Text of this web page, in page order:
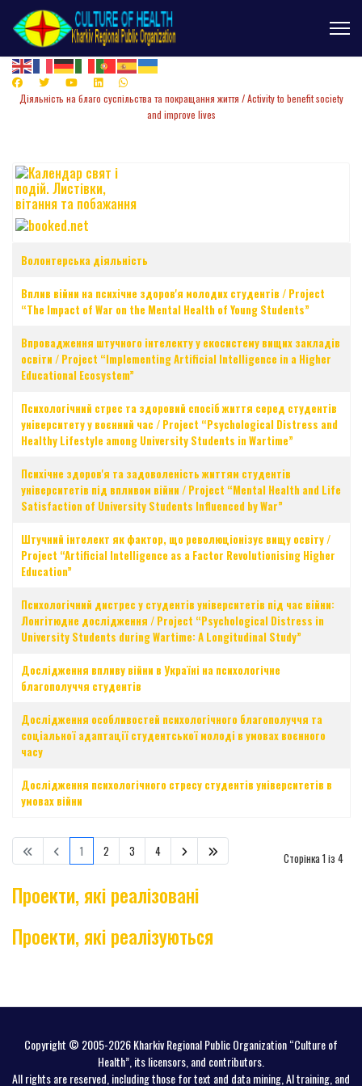
Діяльність на благо суспільства та покращання життя /Activity to benefit society
and improve lives
Заголовок
Волонтерська діяльність
Вплив війни на психічне здоров'я молодих студентів / Project
“The Impact of War on the Mental Health of Young Students”
Впровадження штучного інтелекту у екосистему вищих закладів
освіти / Project “Implementing Artificial Intelligence in a Higher
Educational Ecosystem”
Психологічний стрес та здоровий спосіб життя серед студентів
університету у воєнний час / Project “Psychological Distress and
Healthy Lifestyle among University Students in Wartime”
Психічне здоров'я та задоволеність життям студентів
університетів під впливом війни / Project “Mental Health and Life
Satisfaction of University Students Influenced by War”
Штучний інтелект як фактор, що революціонізує вищу освіту /
Project “Artificial Intelligence as a Factor Revolutionising Higher
Education”
Психологічний дистрес у студентів університетів під час війни:
Лонгітюдне дослідження / Project “Psychological Distress in
University Students during Wartime: A Longitudinal Study”
Дослідження впливу війни в Україні на психологічне
благополуччя студентів
Дослідження особливостей психологічного благополуччя та
соціальної адаптації студентської молоді в умовах воєнного
часу
Дослідження психологічного стресу студентів університетів в
умовах війни
Сторінка 1 із 4
1 2 3 4
Проекти, які реалізовані
Проекти, які реалізуються
Copyright © 2005-2026 Kharkiv Regional Public Organization “Culture of
Health”, its licensors, and contributors.
All rights are reserved, including those for text and data mining, AI training, and